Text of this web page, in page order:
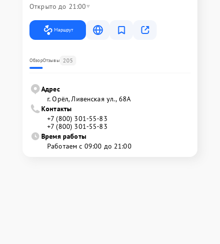
Открыто до 21:00
Маршрут
ОбзорОтзывы 205
Адрес
г. Орёл, Ливенская ул., 68А
Контакты
+7 (800) 301-55-83
+7 (800) 301-55-83
Время работы
Работаем с 09:00 до 21:00